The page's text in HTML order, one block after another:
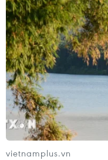
Lãi suất ngân hàng
3 tháng đang được
06/08/2026 00:06
Mỹ phát tín hiệu
đồng won của Hàn
05/08/2026 23:26
vietnamplus.vn